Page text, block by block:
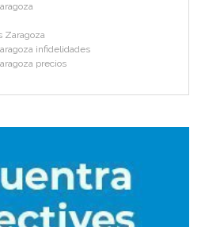
Zaragoza
infidelidades
precios